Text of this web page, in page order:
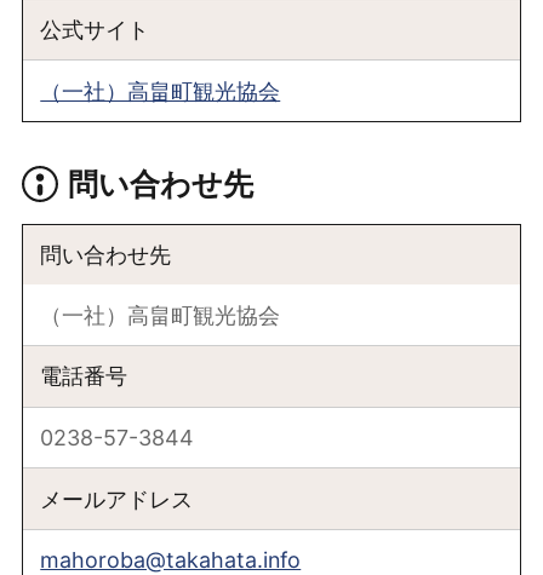
公式サイト
（一社）高畠町観光協会
問い合わせ先
問い合わせ先
（一社）高畠町観光協会
電話番号
0238-57-3844
メールアドレス
mahoroba@takahata.info